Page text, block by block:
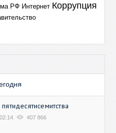
РФ Интернет Коррупция
02:14 407 866